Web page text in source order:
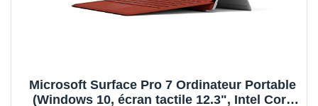
Microsoft Surface Pro 7 Ordinateur Portable
(Windows 10, écran tactile 12.3", Intel Core